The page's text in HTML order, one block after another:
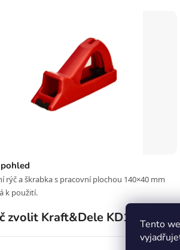
Tento
rýč a škrabka s pracovní plochou 140×40 mm
k použití.
zvolit Kraft&Dele KD11231?